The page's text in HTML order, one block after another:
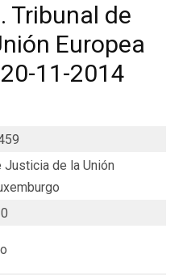
Tribunal de
Europea
11-2014
Justicia de la Unión